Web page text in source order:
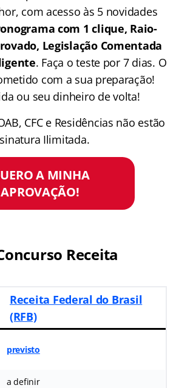
com acesso às 5 novidades
com 1 clique, Raio-
Legislação Comentada
. Faça o teste por 7 dias. O
com a sua preparação!
ou seu dinheiro de volta!
CFC e Residências não estão
Ilimitada.
A MINHA
APROVAÇÃO!
Receita
Receita Federal do Brasil
(RFB)
previsto
a definir